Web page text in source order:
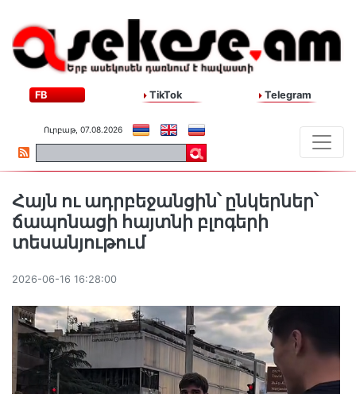
FB TikTok Telegram
Ուրբաթ, 07.08.2026
Հայն ու ադրբեջանցին՝ ընկերներ՝
ճապոնացի հայտնի բլոգերի
տեսանյութում
2026-06-16 16:28:00